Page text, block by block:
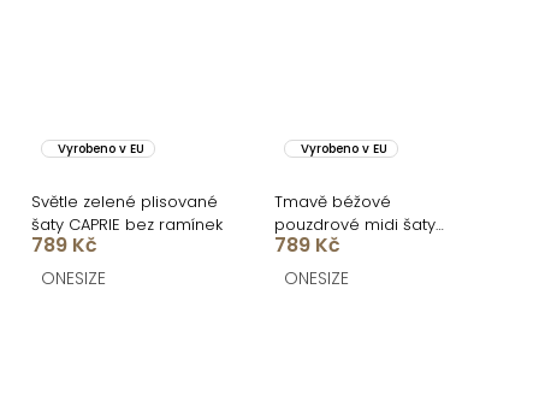
Vyrobeno v EU
Světle zelené plisované
šaty CAPRIE bez ramínek
789 Kč
ONESIZE
Vyrobeno v EU
Tmavě béžové
pouzdrové midi šaty
GERARDYS s páskem
789 Kč
ONESIZE